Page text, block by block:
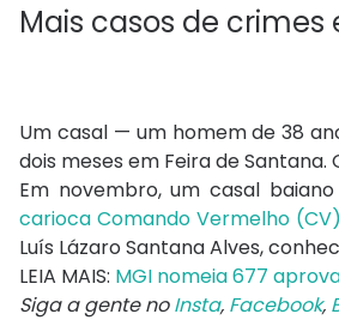
Mais casos de
Um casal — um homem de 38
dois meses em Feira de
Em novembro, um casal
carioca Comando Vermelho
Luís Lázaro Santana Alves,
LEIA MAIS: MGI nomeia 677
Siga a gente noInsta, Facebook,